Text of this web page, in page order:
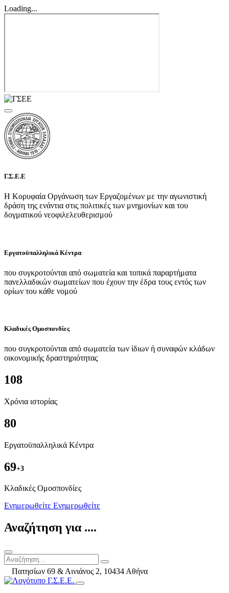
Loading...
Γ.Σ.Ε.Ε
Η Κορυφαία Οργάνωση των Εργαζομένων με την αγωνιστική
δράση της ενάντια στις πολιτικές των μνημονίων και του
δογματικού νεοφιλελευθερισμού
Εργατοϋπαλληλικά Κέντρα
που συγκροτούνται από σωματεία και τοπικά παραρτήματα
πανελλαδικών σωματείων που έχουν την έδρα τους εντός των
ορίων του κάθε νομού
Κλαδικές Ομοσπονδίες
που συγκροτούνται από σωματεία των ίδιων ή συναφών κλάδων
οικονομικής δραστηριότητας
108
Χρόνια ιστορίας
80
Εργατοϋπαλληλικά Κέντρα
69+3
Kλαδικές Ομοσπονδίες
Ενημερωθείτε Ενημερωθείτε
Αναζήτηση για ....
Πατησίων 69 & Αινιάνος 2, 10434 Αθήνα